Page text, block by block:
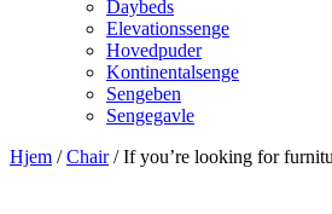
Daybeds
Elevationssenge
Hovedpuder
Kontinentalsenge
Sengeben
Sengegavle
Hjem / Chair / If you’re looking for